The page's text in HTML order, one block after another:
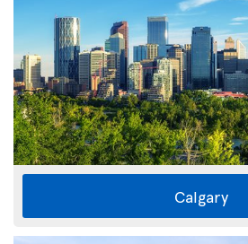
Calgary